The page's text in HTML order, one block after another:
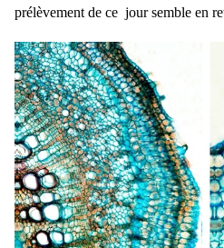
prélèvement de ce jour semble en